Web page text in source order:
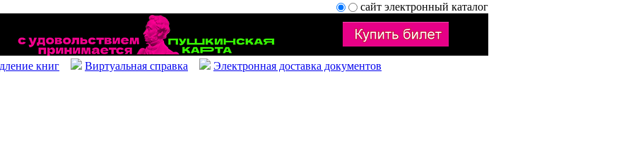
сайт электронный каталог
книг Виртуальная справка
Электронная доставка документов